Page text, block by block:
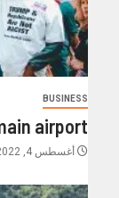
BUSINESS
airport
أغسطس 4, 2022